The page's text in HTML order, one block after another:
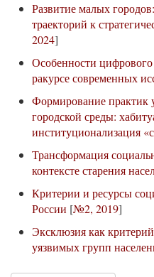
Развитие малых
траекторий к
2024]
Особенности цифрового
ракурсе современных
Формирование практик
городской среды:
институционализация
Трансформация
контексте старения
Критерии и ресурсы
России [№2, 2019]
Эксклюзия как
уязвимых групп